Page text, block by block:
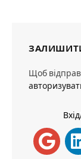
Щоб